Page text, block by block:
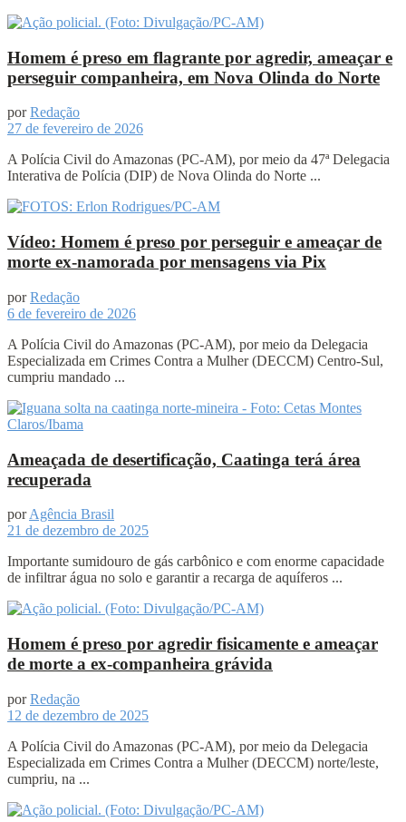
Homem é preso em flagrante por agredir, ameaçar e
perseguir companheira, em Nova Olinda do Norte
por Redação
27 de fevereiro de 2026
A Polícia Civil do Amazonas (PC-AM), por meio da 47ª Delegacia
Interativa de Polícia (DIP) de Nova Olinda do Norte ...
Vídeo: Homem é preso por perseguir e ameaçar de
morte ex-namorada por mensagens via Pix
por Redação
6 de fevereiro de 2026
A Polícia Civil do Amazonas (PC-AM), por meio da Delegacia
Especializada em Crimes Contra a Mulher (DECCM) Centro-Sul,
cumpriu mandado ...
Ameaçada de desertificação, Caatinga terá área
recuperada
por Agência Brasil
21 de dezembro de 2025
Importante sumidouro de gás carbônico e com enorme capacidade
de infiltrar água no solo e garantir a recarga de aquíferos ...
Homem é preso por agredir fisicamente e ameaçar
de morte a ex-companheira grávida
por Redação
12 de dezembro de 2025
A Polícia Civil do Amazonas (PC-AM), por meio da Delegacia
Especializada em Crimes Contra a Mulher (DECCM) norte/leste,
cumpriu, na ...